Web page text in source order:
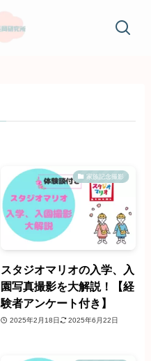
家族記念撮影
スタジオマリオの入学、入
園写真撮影を大解説！【経
験者アンケート付き】
2025年2月18日 2025年6月22日